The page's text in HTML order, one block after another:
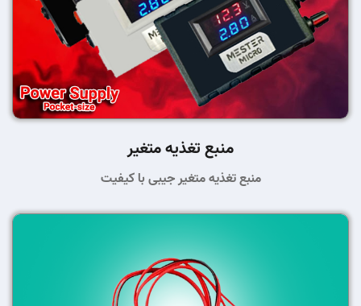
منبع تغذیه متغیر
منبع تغذیه متغیر جیبی با کیفیت